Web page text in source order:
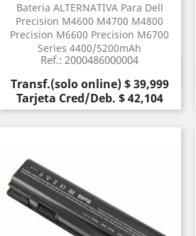
Bateria ALTERNATIVA Para Dell
Precision M4600 M4700 M4800
Precision M6600 Precision M6700
Series 4400/5200mAh
Ref.: 2000486000004
Precio
Transf.(solo online) $ 39,999
Tarjeta Cred/Deb. $ 42,104
